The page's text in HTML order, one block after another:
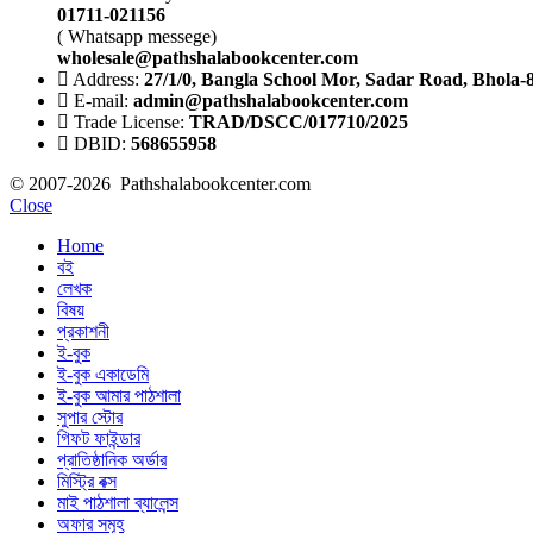
01711-021156
( Whatsapp messege)
wholesale@pathshalabookcenter.com
Address: 27/1/0, Bangla School Mor, Sadar Road, Bhola-
E-mail: admin@pathshalabookcenter.com
Trade License: TRAD/DSCC/017710/2025
DBID: 568655958
© 2007-2026 Pathshalabookcenter.com
Close
Home
বই
লেখক
বিষয়
প্রকাশনী
ই-বুক
ই-বুক একাডেমি
ই-বুক আমার পাঠশালা
সুপার ‍স্টোর
গিফট ফাইন্ডার
প্রাতিষ্ঠানিক অর্ডার
মিস্ট্রি বক্স
মাই পাঠশালা ব্যালেন্স
অফার সমূহ